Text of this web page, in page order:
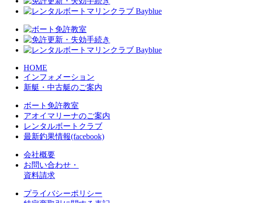
HOME
インフォメーション
新艇・中古艇のご案内
ボート免許教室
アオイマリーナのご案内
レンタルボートクラブ
最新釣果情報(facebook)
会社概要
お問い合わせ・
資料請求
プライバシーポリシー